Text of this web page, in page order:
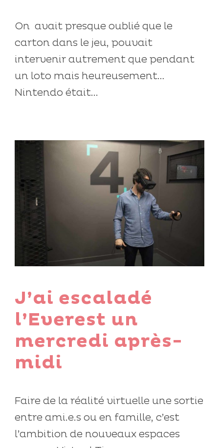
On avait presque oublié que le
carton dans le jeu, pouvait
intervenir autrement que pendant
un loto mais heureusement…
Nintendo était...
J’ai escaladé
l’Everest un
mercredi après-
midi
Faire de la réalité virtuelle une sortie
entre ami.e.s ou en famille, c’est
l’ambition de nouveaux espaces